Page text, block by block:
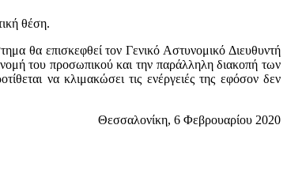
θέση.
θα επισκεφθεί τον Γενικό Αστυνομικό Διευθυντή
του προσωπικού και την παράλληλη διακοπή των
να κλιμακώσει τις ενέργειές της εφόσον δεν
Θεσσαλονίκη, 6 Φεβρουαρίου 2020